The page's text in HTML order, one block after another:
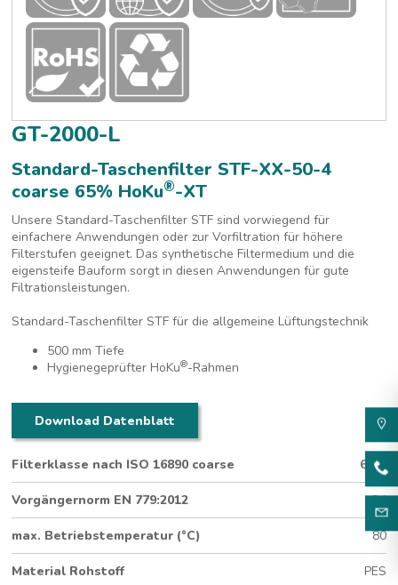
GT-2000-L
Standard-Taschenfilter STF-XX-50-4
coarse 65% HoKu®-XT
Unsere Standard-Taschenfilter STF sind vorwiegend für
einfachere Anwendungen oder zur Vorfiltration für höhere
Filterstufen geeignet. Das synthetische Filtermedium und die
eigensteife Bauform sorgt in diesen Anwendungen für gute
Filtrationsleistungen.
Standard-Taschenfilter STF für die allgemeine Lüftungstechnik
500 mm Tiefe
Hygienegeprüfter HoKu®-Rahmen
Download Datenblatt
Filterklasse nach ISO 16890 coarse 65%
Vorgängernorm EN 779:2012 G4
max. Betriebstemperatur (°C) 80
Material Rohstoff PES